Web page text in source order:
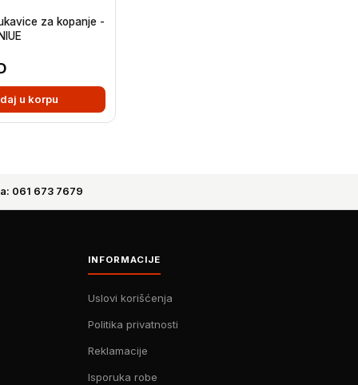
za kopanje -
u korpu
061 673 7679
INFORMACIJE
Uslovi korišćenja
Politika privatnosti
Reklamacije
Isporuka robe